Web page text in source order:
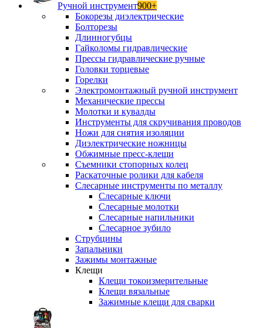
Ручной инструмент900+
Бокорезы диэлектрические
Болторезы
Длинногубцы
Гайколомы гидравлические
Прессы гидравлические ручные
Головки торцевые
Горелки
Электромонтажный ручной инструмент
Механические прессы
Молотки и кувалды
Инструменты для скручивания проводов
Ножи для снятия изоляции
Диэлектрические ножницы
Обжимные пресс-клещи
Съемники стопорных колец
Раскаточные ролики для кабеля
Слесарные инструменты по металлу
Слесарные ключи
Слесарные молотки
Слесарные напильники
Слесарное зубило
Струбцины
Запальники
Зажимы монтажные
Клещи
Клещи токоизмерительные
Клещи вязальные
Зажимные клещи для сварки